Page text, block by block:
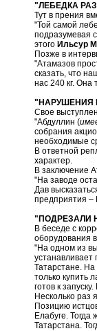
"ЛЕБЕДКА
Тут в прения
"Той самой
подразумевая
этого Ильсур
Позже в
"Атамазов
сказать, что
нас 240 кг. Она
"НАРУШЕНИЯ
Свое
"Абдуллин (
собрания
необходимые
В ответной
характер.
В заключение
"На заводе
Дав
предприятия –
"ПОДРЕЗАЛИ
В беседе с
оборудования
"На одном из
устанавливает
Татарстане.
только купить
готов к
Несколько раз
Позицию
Елабуге.
Татарстана.